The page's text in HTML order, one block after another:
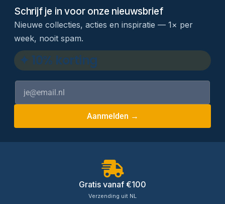
Schrijf je in voor onze nieuwsbrief
Nieuwe collecties, acties en inspiratie — 1× per
week, nooit spam.
✦ 10% korting
Aanmelden →
Gratis vanaf €100
Verzending uit NL